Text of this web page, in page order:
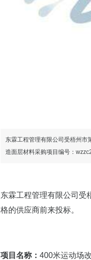
东霖工程管理有限公司受梧州市
造面层材料采购项目编号：
东霖工程管理有限公司受
格的供应商前来投标。
项目名称： 400米运动场